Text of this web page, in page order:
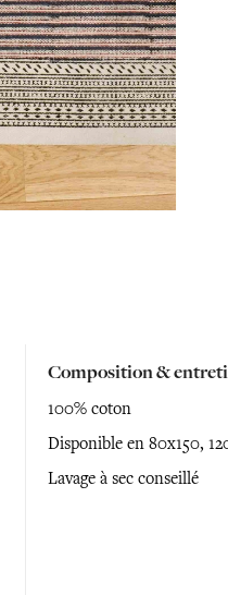
Composition &
100% coton
Disponible en 80x150,
Lavage à sec conseillé